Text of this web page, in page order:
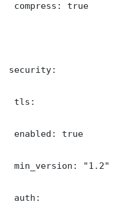
compress: true
security:
tls:
enabled: true
min_version: "1.2"
auth: